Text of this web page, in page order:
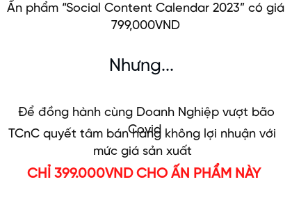
Ấn phẩm “Social Content Calendar 2023” có giá
799,000VND
Để đồng hành cùng Doanh Nghiệp vượt bão
Covid
TCnC quyết tâm bán hàng không lợi nhuận với
mức giá sản xuất
Nhưng...
CHỈ 399.000VND CHO ẤN PHẨM NÀY